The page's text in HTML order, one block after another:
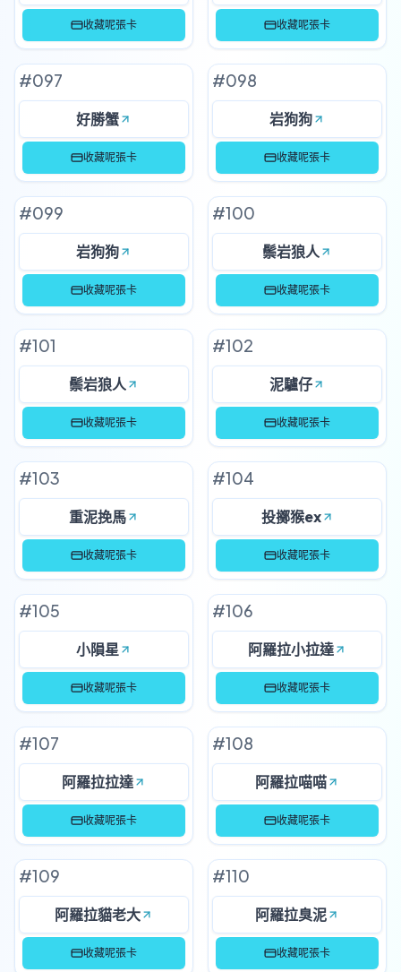
收藏呢張卡 收藏呢張卡
#097
好勝蟹
收藏呢張卡
#098
岩狗狗
收藏呢張卡
#099
岩狗狗
收藏呢張卡
#100
鬃岩狼人
收藏呢張卡
#101
鬃岩狼人
收藏呢張卡
#102
泥驢仔
收藏呢張卡
#103
重泥挽馬
收藏呢張卡
#104
投擲猴ex
收藏呢張卡
#105
小隕星
收藏呢張卡
#106
阿羅拉小拉達
收藏呢張卡
#107
阿羅拉拉達
收藏呢張卡
#108
阿羅拉喵喵
收藏呢張卡
#109
阿羅拉貓老大
收藏呢張卡
#110
阿羅拉臭泥
收藏呢張卡